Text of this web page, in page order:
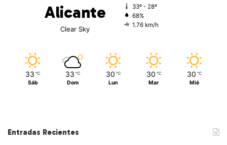
Alicante
Clear Sky
33º - 28º
68%
1.76 km/h
33 ℃
Sáb
33 ℃
Dom
30 ℃
Lun
30 ℃
Mar
30 ℃
Mié
Entradas Recientes